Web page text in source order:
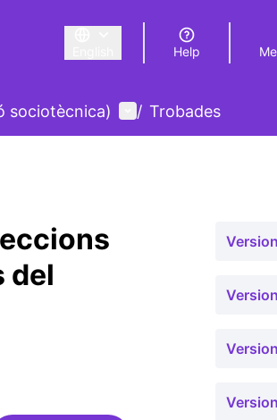
Triar la llengua Elegir el idioma
Help
sociotècnica) User menu
/ Trobades
del